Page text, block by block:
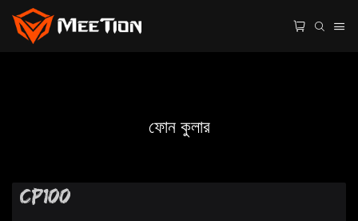
ফোন কুলার
CP100